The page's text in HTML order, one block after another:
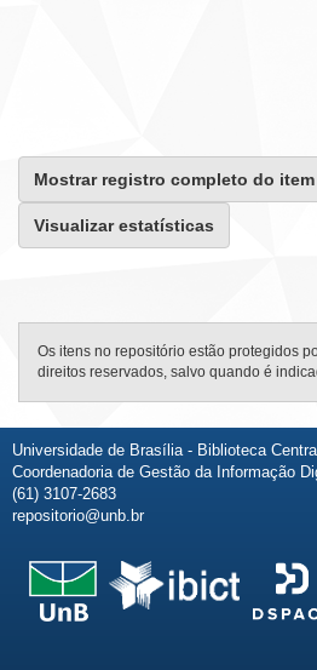
Mostrar registro completo do item
Visualizar estatísticas
Os itens no repositório estão protegidos
direitos reservados, salvo quando é
Universidade de Brasília - Biblioteca Central
Coordenadoria de Gestão da Informação
(61) 3107-2683
repositorio@unb.br